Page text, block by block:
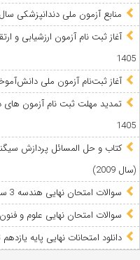
ﻣﻨﺎﺑﻊ آزﻣﻮن ﻣﻠﯽ دندانپزشکی سال 1405 (دوره های 25 و 26)
آغاز ثبت نام آزمون‌ ارزشیابی و
1405
آغاز ثبت‌نام آزمون ملی
تمدید مهلت ثبت نام آزمون
1405
(سال 2009)
سوالات امتحان نهایی هندسه 3 سال دوازدهم (1397 تا 1405)
سوالات امتحان نهایی علوم و فنون ادبی 3 پایه دوازدهم
دانلود امتحانات نهایی پایه یازدهم